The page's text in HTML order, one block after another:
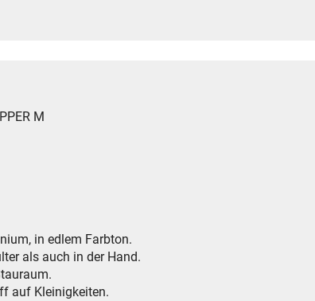
M
in edlem Farbton.
als auch in der Hand.
auf Kleinigkeiten.